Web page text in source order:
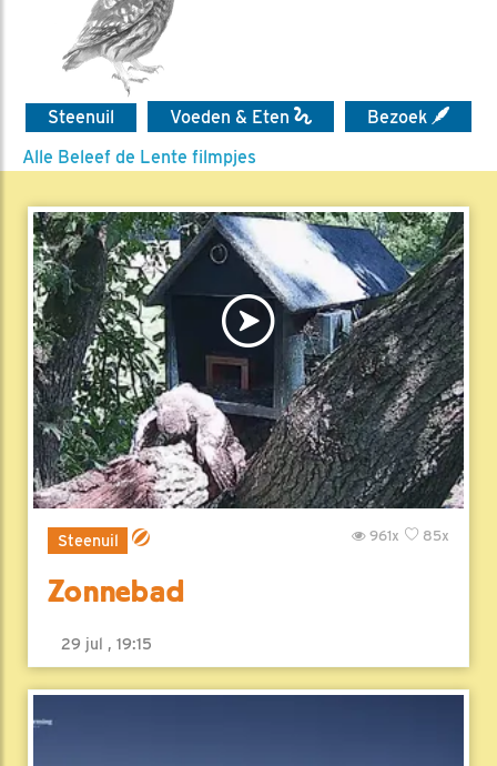
Steenuil Voeden & Eten
Bezoek
Alle Beleef de Lente filmpjes
Steenuil 85x
961x
Zonnebad
29 jul , 19:15